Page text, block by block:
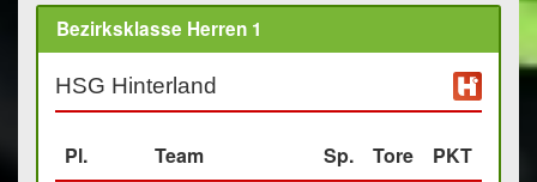
Bezirksklasse Herren 1
HSG Hinterland
Pl. Team Sp. Tore
PKT